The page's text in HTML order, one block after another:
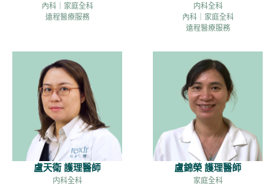
內科｜家庭全科
遠程醫療服務
内科全科
內科｜家庭全科
遠程醫療服務
盧天衛 護理醫師
内科全科
盧錦榮 護理醫師
家庭全科